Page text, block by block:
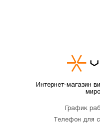
Интернет-магазин
График
Телефон для